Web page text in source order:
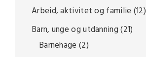
Arbeid, aktivitet og familie (12)
Barn, unge og utdanning(21)
Barnehage (2)